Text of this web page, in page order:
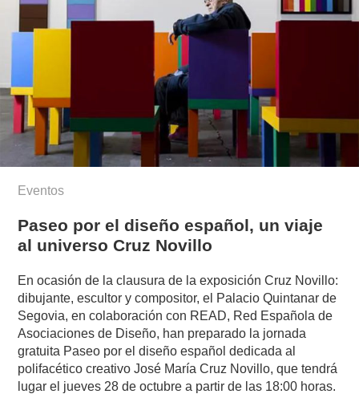
Eventos
Paseo por el diseño español, un viaje
al universo Cruz Novillo
En ocasión de la clausura de la exposición Cruz Novillo:
dibujante, escultor y compositor, el Palacio Quintanar de
Segovia, en colaboración con READ, Red Española de
Asociaciones de Diseño, han preparado la jornada
gratuita Paseo por el diseño español dedicada al
polifacético creativo José María Cruz Novillo, que tendrá
lugar el jueves 28 de octubre a partir de las 18:00 horas.